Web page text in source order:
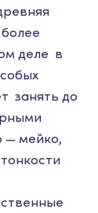
деле в
занять до
— мейко,